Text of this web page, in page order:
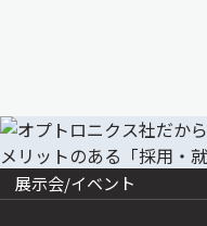
展示会/イベント